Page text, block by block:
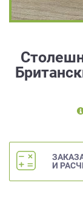
И
обработку
также
программами